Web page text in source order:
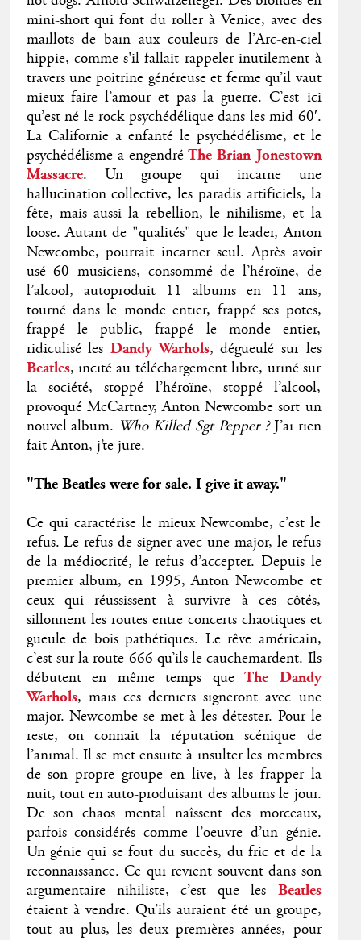
mini-short qui font du roller à Venice, avec des
maillots de bain aux couleurs de l’Arc-en-ciel
hippie, comme s'il fallait rappeler inutilement à
travers une poitrine généreuse et ferme qu’il vaut
mieux faire l’amour et pas la guerre. C’est ici
qu’est né le rock psychédélique dans les mid 60′.
La Californie a enfanté le psychédélisme, et le
psychédélisme a engendréThe Brian Jonestown
Massacre. Un groupe qui incarne une
hallucination collective, les paradis artificiels, la
fête, mais aussi la rebellion, le nihilisme, et la
loose. Autant de "qualités" que le leader, Anton
Newcombe, pourrait incarner seul. Après avoir
usé 60 musiciens, consommé de l’héroïne, de
l’alcool, autoproduit 11 albums en 11 ans,
tourné dans le monde entier, frappé ses potes,
frappé le public, frappé le monde entier,
ridiculisé les Dandy Warhols, dégueulé sur les
Beatles, incité au téléchargement libre, uriné sur
la société, stoppé l’héroïne, stoppé l’alcool,
provoqué McCartney, Anton Newcombe sort un
nouvel album. Who Killed Sgt Pepper ?J’ai rien
fait Anton, j’te jure.
"The Beatles were for sale. I give it away."
Ce qui caractérise le mieux Newcombe, c’est le
refus. Le refus de signer avec une major, le refus
de la médiocrité, le refus d’accepter. Depuis le
premier album, en 1995, Anton Newcombe et
ceux qui réussissent à survivre à ces côtés,
sillonnent les routes entre concerts chaotiques et
gueule de bois pathétiques. Le rêve américain,
c’est sur la route 666 qu’ils le cauchemardent. Ils
débutent en même temps queThe Dandy
Warhols, mais ces derniers signeront avec une
major. Newcombe se met à les détester. Pour le
reste, on connait la réputation scénique de
l’animal. Il se met ensuite à insulter les membres
de son propre groupe en live, à les frapper la
nuit, tout en auto-produisant des albums le jour.
De son chaos mental naîssent des morceaux,
parfois considérés comme l’oeuvre d’un génie.
Un génie qui se fout du succès, du fric et de la
reconnaissance. Ce qui revient souvent dans son
argumentaire nihiliste, c’est que les Beatles
étaient à vendre. Qu’ils auraient été un groupe,
tout au plus, les deux premières années, pour